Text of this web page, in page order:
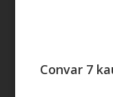
Convar 7